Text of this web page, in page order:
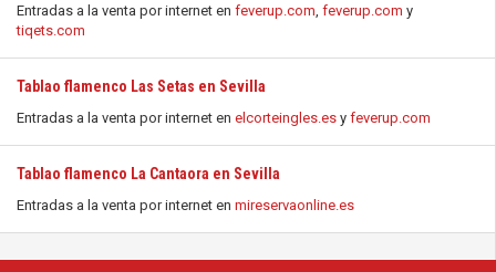
Entradas a la venta por internet en feverup.com, feverup.com y
tiqets.com
Tablao flamenco Las Setas en Sevilla
Entradas a la venta por internet en elcorteingles.es y feverup.com
Tablao flamenco La Cantaora en Sevilla
Entradas a la venta por internet en mireservaonline.es